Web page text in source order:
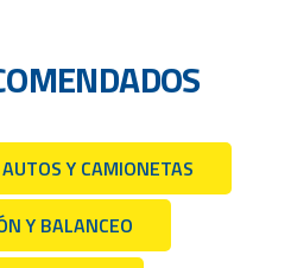
Y CAMIONETAS
Y BALANCEO